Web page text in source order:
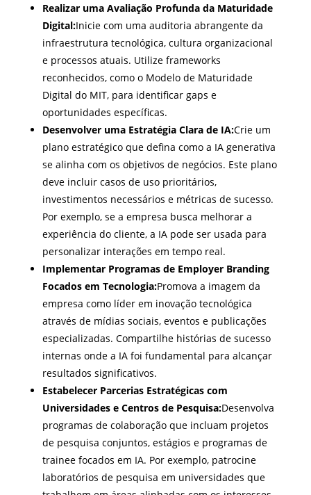
Realizar uma Avaliação Profunda da Maturidade
Digital:Inicie com uma auditoria abrangente da
infraestrutura tecnológica, cultura organizacional
e processos atuais. Utilize frameworks
reconhecidos, como o Modelo de Maturidade
Digital do MIT, para identificar gaps e
oportunidades específicas.
Desenvolver uma Estratégia Clara de IA:Crie um
plano estratégico que defina como a IA generativa
se alinha com os objetivos de negócios. Este plano
deve incluir casos de uso prioritários,
investimentos necessários e métricas de sucesso.
Por exemplo, se a empresa busca melhorar a
experiência do cliente, a IA pode ser usada para
personalizar interações em tempo real.
Implementar Programas de Employer Branding
Focados em Tecnologia:Promova a imagem da
empresa como líder em inovação tecnológica
através de mídias sociais, eventos e publicações
especializadas. Compartilhe histórias de sucesso
internas onde a IA foi fundamental para alcançar
resultados significativos.
Estabelecer Parcerias Estratégicas com
Universidades e Centros de Pesquisa:Desenvolva
programas de colaboração que incluam projetos
de pesquisa conjuntos, estágios e programas de
trainee focados em IA. Por exemplo, patrocine
laboratórios de pesquisa em universidades que